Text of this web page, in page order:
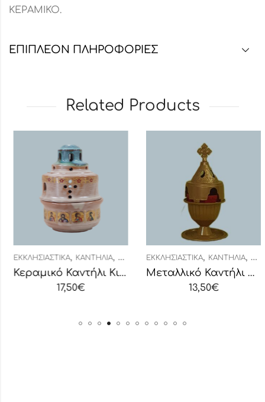
ΚΕΡΑΜΙΚΟ.
ΕΠΙΠΛΈΟΝ ΠΛΗΡΟΦΟΡΊΕΣ
Related Products
ΚΕΡΑΜΙΚΆ
ΕΚΚΛΗΣΙΑΣΤΙΚΆ,ΚΑΝΤΉΛΙΑ,ΚΑΝΤΉΛΙΑ ΚΕΡΑΜΙΚΆ
Κεραμικό Καντήλι Κιβωτός Υαλομένο Δίχρωμο
17,50€
ΕΚΚΛΗΣΙΑΣΤΙΚΆ,ΚΑΝΤΉΛΙΑ ,
Μεταλλικό Καντήλι με Σταυρό
13,50€